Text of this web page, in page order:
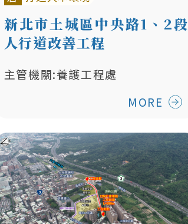
新北市土城區中央路1、2段
人行道改善工程
主管機關:養護工程處
MORE